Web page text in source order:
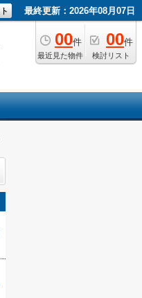
最終更新：2026年08月07日
00件
最近見た物件
00件
検討リスト